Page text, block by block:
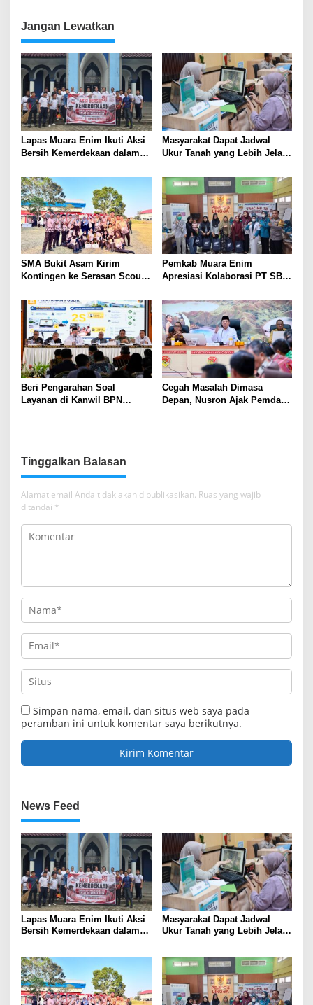
Jangan Lewatkan
Lapas Muara Enim Ikuti Aksi
Bersih Kemerdekaan dalam
Indonesia
Masyarakat Dapat Jadwal
Ukur Tanah yang Lebih Jelas
Terjadwal
SMA Bukit Asam Kirim
Kontingen ke Serasan Scout
Karakter dan Kepemimpinan
Siswa
Pemkab Muara Enim
Apresiasi Kolaborasi PT SBS
Warga Sekitar Tambang
Beri Pengarahan Soal
Layanan di Kanwil BPN
Cegah Masalah Dimasa
Depan, Nusron Ajak Pemda
Tinggalkan Balasan
Alamat email Anda tidak akan dipublikasikan. Ruas yang wajib
ditandai *
Simpan nama, email, dan situs web saya pada
peramban ini untuk komentar saya berikutnya.
News Feed
Lapas Muara Enim Ikuti Aksi
Bersih Kemerdekaan dalam
Masyarakat Dapat Jadwal
Ukur Tanah yang Lebih Jelas